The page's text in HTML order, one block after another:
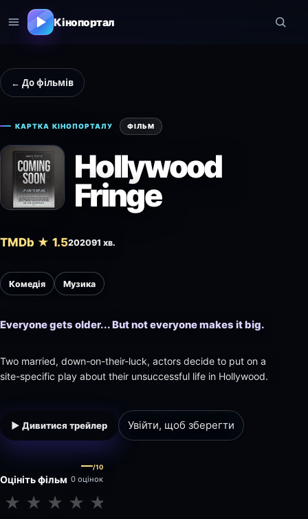
Кінопортал
← До фільмів
КАРТКА КІНОПОРТАЛУ ФІЛЬМ
Hollywood
Fringe
TMDb ★ 1.5202091 хв.
Комедія Музика
Everyone gets older... But not everyone makes it big.
Two married, down-on-their-luck, actors decide to put on a
site-specific play about their unsuccessful life in Hollywood.
▶ Дивитися трейлер Увійти, щоб зберегти
Оцініть фільм
—/10
0 оцінок
★ ★ ★ ★ ★